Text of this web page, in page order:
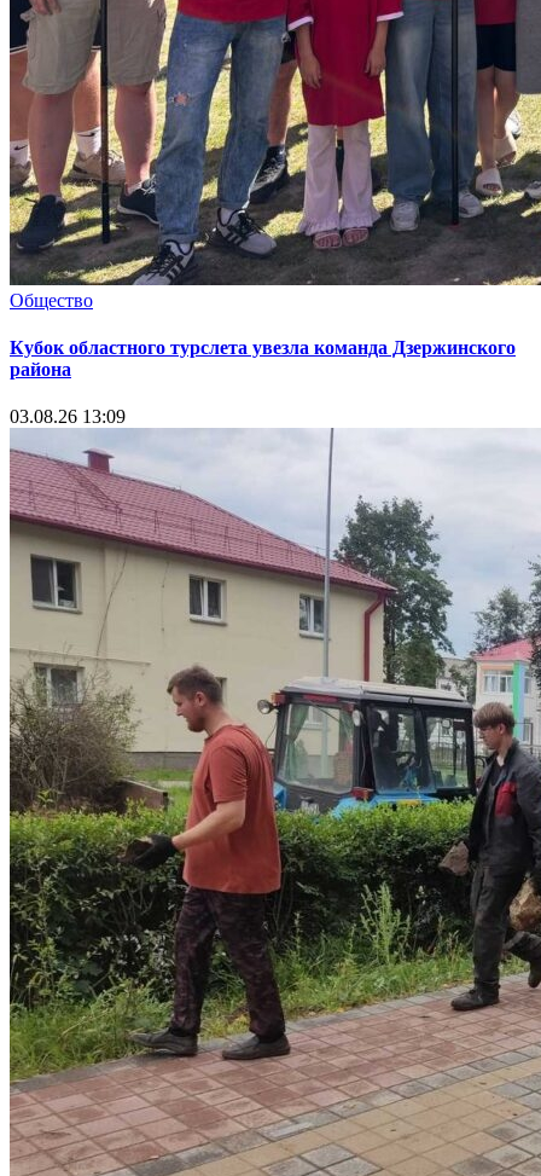
Общество
Кубок областного турслета увезла команда Дзержинского
района
03.08.26 13:09